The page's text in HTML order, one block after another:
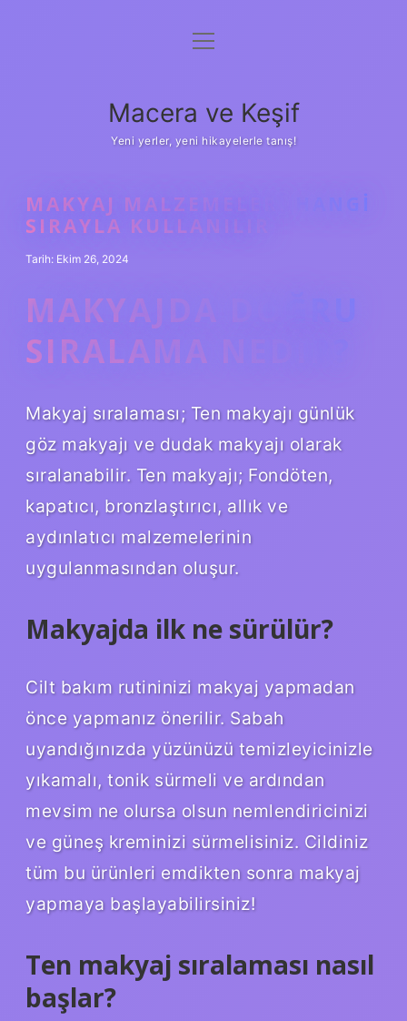
Anasayfa
Yasal Uyarı
menüyü
Macera ve Keşif
Yeni yerler, yeni hikayelerle tanış!
MAKYAJ MALZEMELERI HANGI
SIRAYLA KULLANILIR
Tarih: Ekim 26, 2024
MAKYAJDA DOĞRU
SIRALAMA NEDIR?
Makyaj sıralaması; Ten makyajı günlük
göz makyajı ve dudak makyajı olarak
sıralanabilir. Ten makyajı; Fondöten,
kapatıcı, bronzlaştırıcı, allık ve
aydınlatıcı malzemelerinin
uygulanmasından oluşur.
Makyajda ilk ne sürülür?
Cilt bakım rutininizi makyaj yapmadan
önce yapmanız önerilir. Sabah
uyandığınızda yüzünüzü temizleyicinizle
yıkamalı, tonik sürmeli ve ardından
mevsim ne olursa olsun nemlendiricinizi
ve güneş kreminizi sürmelisiniz. Cildiniz
tüm bu ürünleri emdikten sonra makyaj
yapmaya başlayabilirsiniz!
Ten makyaj sıralaması nasıl
başlar?